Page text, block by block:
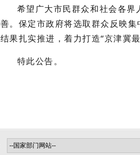
希望广大市民群众和社会各
善。保定市政府将选取群众反映
结果扎实推进，着力打造“京津冀
特此公告。